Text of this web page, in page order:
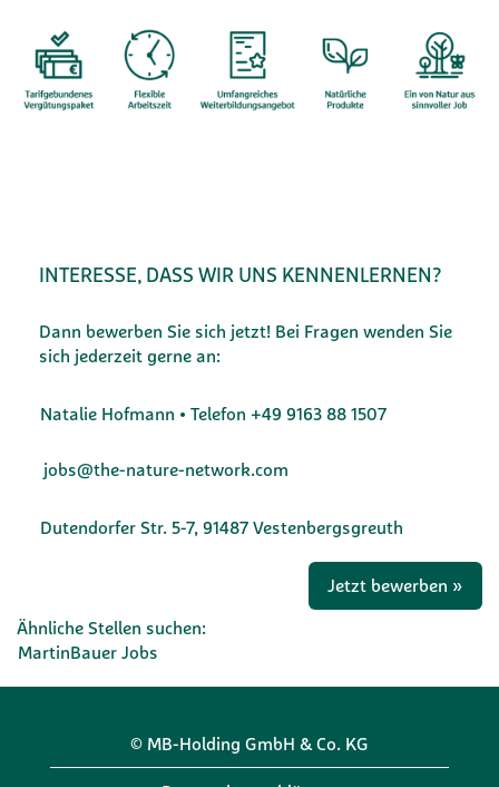
INTERESSE, DASS WIR UNS KENNENLERNEN?
Dann bewerben Sie sich jetzt! Bei Fragen wenden Sie
sich jederzeit gerne an:
Natalie Hofmann • Telefon +49 9163 88 1507
jobs@the-nature-network.com
Dutendorfer Str. 5-7, 91487 Vestenbergsgreuth
Jetzt bewerben »
Ähnliche Stellen suchen:
MartinBauer Jobs
© MB-Holding GmbH & Co. KG